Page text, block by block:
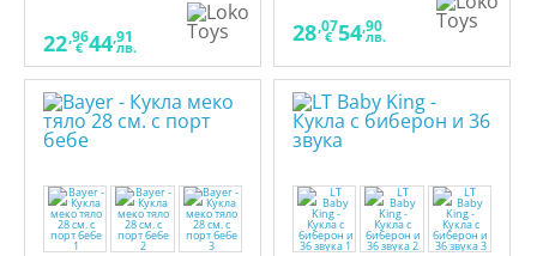
22,96
€ 44,91
лв.
28,07
€ 54,90
лв.